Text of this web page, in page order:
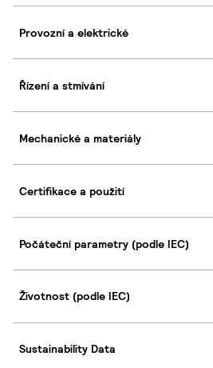
Provozní a elektrické
Řízení a stmívání
Mechanické a materiály
Certifikace a použití
Počáteční parametry (podle IEC)
Životnost (podle IEC)
Sustainability Data